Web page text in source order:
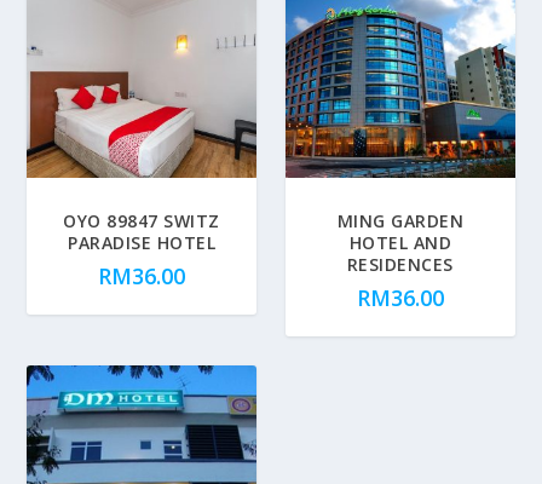
OYO 89847 SWITZ
PARADISE HOTEL
RM36.00
MING GARDEN
HOTEL AND
RESIDENCES
RM36.00